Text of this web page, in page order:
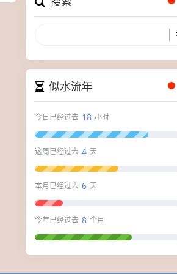
似水流年
今日已经过去 18 小时
这周已经过去 4 天
本月已经过去 6 天
今年已经过去 8 个月